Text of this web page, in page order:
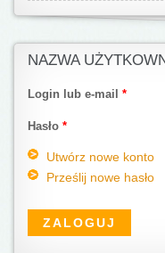
NAZWA
Login lub e-mail *
Hasło *
Utwórz nowe konto
Prześlij nowe hasło